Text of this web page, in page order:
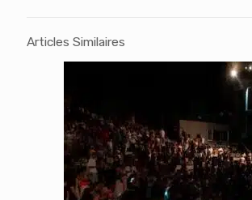
Articles Similaires